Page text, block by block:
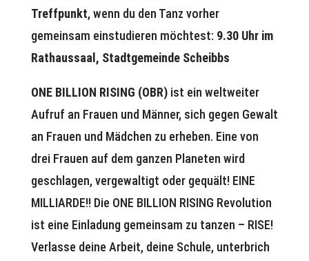
Treffpunkt, wenn du den Tanz vorher
gemeinsam einstudieren möchtest: 9.30 Uhr im
Rathaussaal, Stadtgemeinde Scheibbs
ONE BILLION RISING (OBR) ist ein weltweiter
Aufruf an Frauen und Männer, sich gegen Gewalt
an Frauen und Mädchen zu erheben. Eine von
drei Frauen auf dem ganzen Planeten wird
geschlagen, vergewaltigt oder gequält! EINE
MILLIARDE!! Die ONE BILLION RISING Revolution
ist eine Einladung gemeinsam zu tanzen – RISE!
Verlasse deine Arbeit, deine Schule, unterbrich